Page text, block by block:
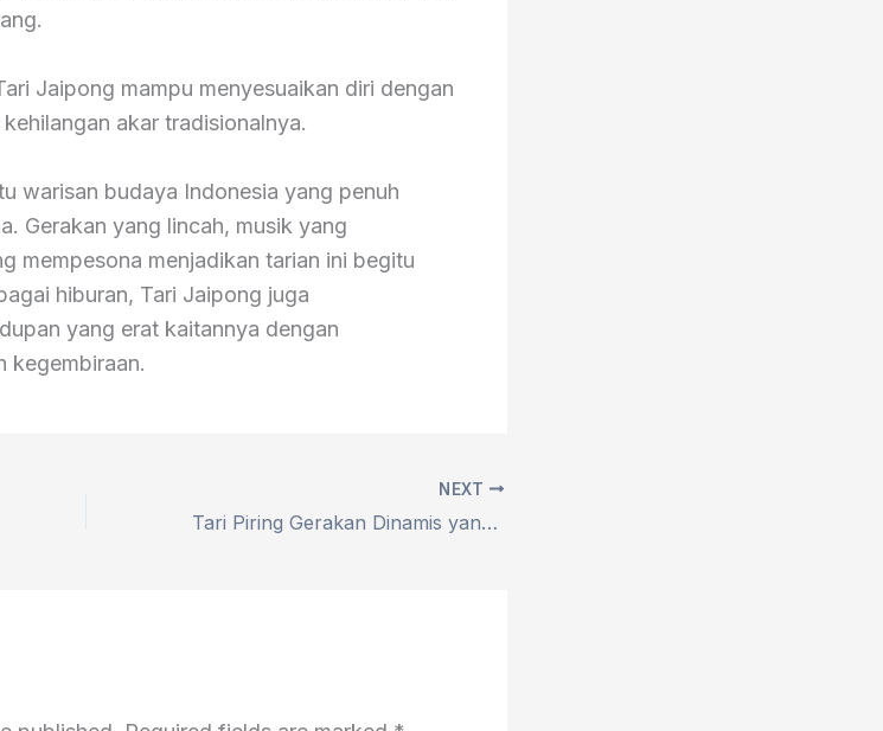
Jaipong mampu menyesuaikan diri dengan
akar tradisionalnya.
warisan budaya Indonesia yang penuh
Gerakan yang lincah, musik yang
mempesona menjadikan tarian ini begitu
hiburan, Tari Jaipong juga
yang erat kaitannya dengan
kegembiraan.
NEXT
Tari Piring Gerakan Dinamis yang Mencerminkan Kekayaan Budaya Minangkabau